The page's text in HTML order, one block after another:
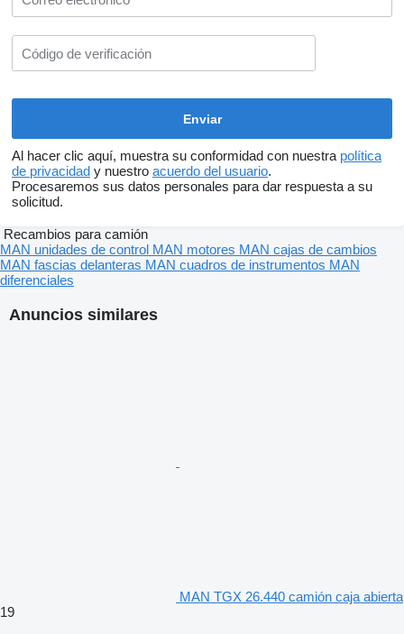
Al hacer clic aquí, muestra su conformidad con nuestra política
de privacidad y nuestro acuerdo del usuario.
Procesaremos sus datos personales para dar respuesta a su
solicitud.
Anuncios similares
MAN TGX 26.440 camión caja abierta
19
Recambios para camión
MAN unidades de control MAN motores MAN cajas de cambios
MAN fascias delanteras MAN cuadros de instrumentos MAN
diferenciales